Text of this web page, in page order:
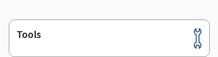
Footer
Tools